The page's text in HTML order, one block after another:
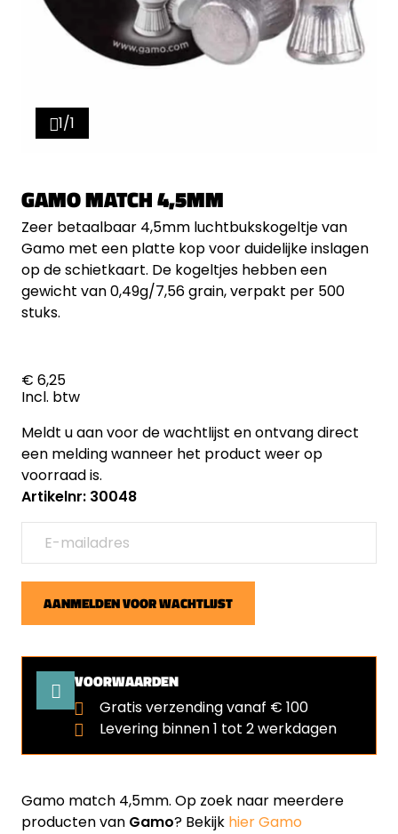
Gamo match 4,5mm. Op zoek naar meerdere
producten van Gamo? Bekijk hier Gamo
1/1
GAMO MATCH 4,5MM
Zeer betaalbaar 4,5mm luchtbukskogeltje van
Gamo met een platte kop voor duidelijke inslagen
op de schietkaart. De kogeltjes hebben een
gewicht van 0,49g/7,56 grain, verpakt per 500
stuks.
€ 6,25
Incl. btw
Meldt u aan voor de wachtlijst en ontvang direct
een melding wanneer het product weer op
voorraad is.
Artikelnr: 30048
AANMELDEN VOOR WACHTLIJST
VOORWAARDEN
Gratis verzending vanaf € 100
Levering binnen 1 tot 2 werkdagen